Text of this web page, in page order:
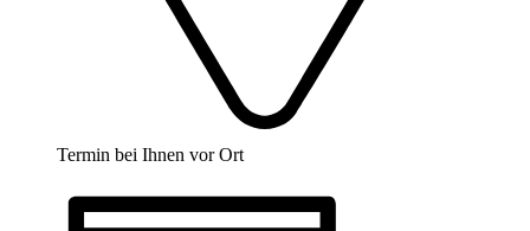
Termin bei Ihnen vor Ort